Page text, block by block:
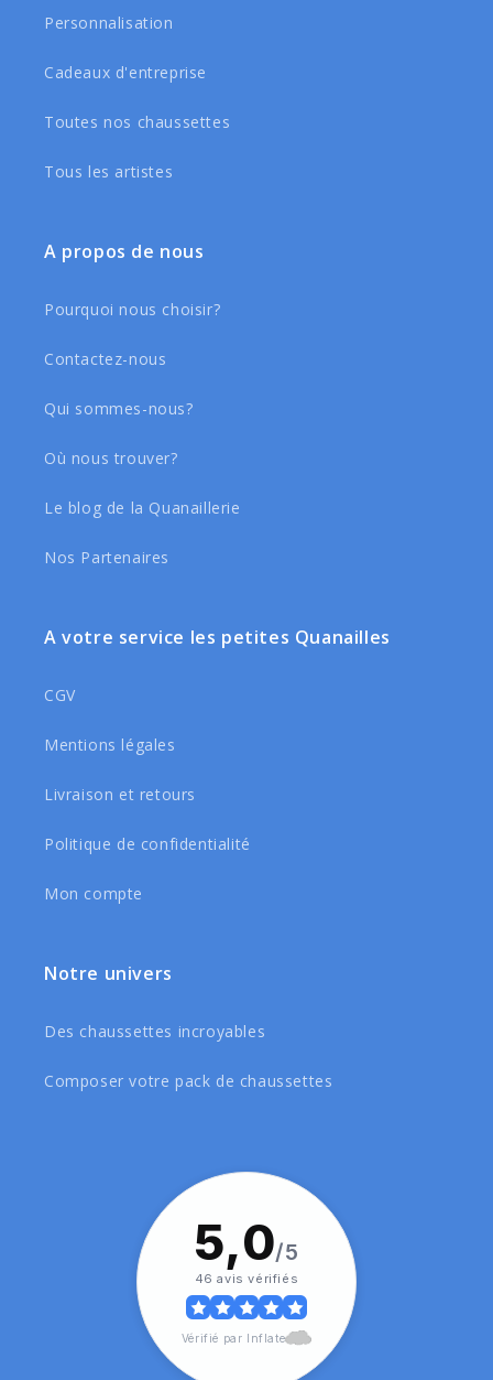
Personnalisation
Cadeaux d'entreprise
Toutes nos chaussettes
Tous les artistes
A propos de nous
Pourquoi nous choisir?
Contactez-nous
Qui sommes-nous?
Où nous trouver?
Le blog de la Quanaillerie
Nos Partenaires
A votre service les petites Quanailles
CGV
Mentions légales
Livraison et retours
Politique de confidentialité
Mon compte
Notre univers
Des chaussettes incroyables
Composer votre pack de chaussettes
5,0/5
46 avis vérifiés
Vérifié par Inflate